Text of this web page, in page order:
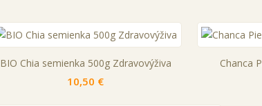
BIO Chia semienka 500g Zdravovýživa
10,50 €
Chanca